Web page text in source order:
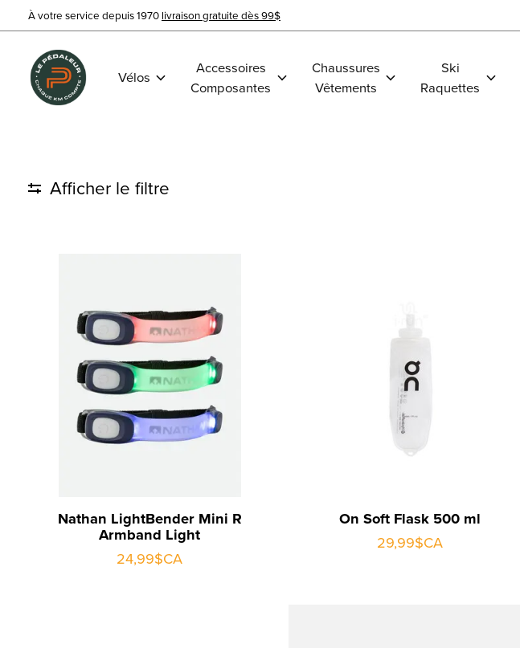
À votre service depuis 1970 livraison gratuite dès 99$
Vélos
Accessoires
Composantes
Chaussures
Vêtements
Ski
Raquettes
Afficher le filtre
Nathan LightBender Mini R
Armband Light
24,99$CA
On Soft Flask 500 ml
29,99$CA